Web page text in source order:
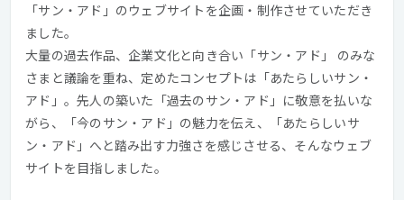
「サン・アド」のウェブサイトを企画・制作させていただき
ました。
大量の過去作品、企業文化と向き合い「サン・アド」 のみな
さまと議論を重ね、定めたコンセプトは「あたらしいサン・
アド」。先人の築いた「過去のサン・アド」に敬意を払いな
がら、「今のサン・アド」の魅力を伝え、「あたらしいサ
ン・アド」へと踏み出す力強さを感じさせる、そんなウェブ
サイトを目指しました。